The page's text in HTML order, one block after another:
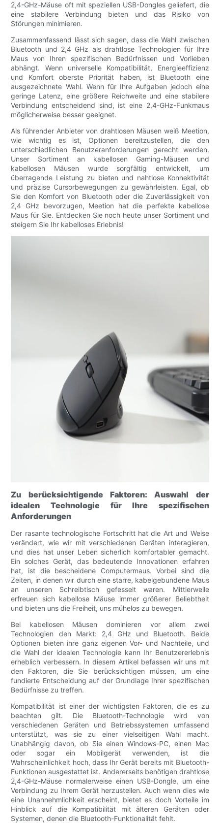
2,4-GHz-Mäuse oft mit speziellen USB-Dongles geliefert, die
eine stabilere Verbindung bieten und das Risiko von
Störungen minimieren.
Zusammenfassend lässt sich sagen, dass die Wahl zwischen
Bluetooth und 2,4 GHz als drahtlose Technologien für Ihre
Maus von Ihren spezifischen Bedürfnissen und Vorlieben
abhängt. Wenn universelle Kompatibilität, Energieeffizienz
und Komfort oberste Priorität haben, ist Bluetooth eine
ausgezeichnete Wahl. Wenn für Ihre Aufgaben jedoch eine
geringe Latenz, eine größere Reichweite und eine stabilere
Verbindung entscheidend sind, ist eine 2,4-GHz-Funkmaus
möglicherweise besser geeignet.
Als führender Anbieter von drahtlosen Mäusen weiß Meetion,
wie wichtig es ist, Optionen bereitzustellen, die den
unterschiedlichen Benutzeranforderungen gerecht werden.
Unser Sortiment an kabellosen Gaming-Mäusen und
kabellosen Mäusen wurde sorgfältig entwickelt, um
überragende Leistung zu bieten und nahtlose Konnektivität
und präzise Cursorbewegungen zu gewährleisten. Egal, ob
Sie den Komfort von Bluetooth oder die Zuverlässigkeit von
2,4 GHz bevorzugen, Meetion hat die perfekte kabellose
Maus für Sie. Entdecken Sie noch heute unser Sortiment und
steigern Sie Ihr kabelloses Erlebnis!
Zu berücksichtigende Faktoren: Auswahl der
idealen Technologie für Ihre spezifischen
Anforderungen
Der rasante technologische Fortschritt hat die Art und Weise
verändert, wie wir mit verschiedenen Geräten interagieren,
und dies hat unser Leben sicherlich komfortabler gemacht.
Ein solches Gerät, das bedeutende Innovationen erfahren
hat, ist die bescheidene Computermaus. Vorbei sind die
Zeiten, in denen wir durch eine starre, kabelgebundene Maus
an unseren Schreibtisch gefesselt waren. Mittlerweile
erfreuen sich kabellose Mäuse immer größerer Beliebtheit
und bieten uns die Freiheit, uns mühelos zu bewegen.
Bei kabellosen Mäusen dominieren vor allem zwei
Technologien den Markt: 2,4 GHz und Bluetooth. Beide
Optionen bieten ihre ganz eigenen Vor- und Nachteile, und
die Wahl der idealen Technologie kann Ihr Benutzererlebnis
erheblich verbessern. In diesem Artikel befassen wir uns mit
den Faktoren, die Sie berücksichtigen müssen, um eine
fundierte Entscheidung auf der Grundlage Ihrer spezifischen
Bedürfnisse zu treffen.
Kompatibilität ist einer der wichtigsten Faktoren, die es zu
beachten gilt. Die Bluetooth-Technologie wird von
verschiedenen Geräten und Betriebssystemen umfassend
unterstützt, was sie zu einer vielseitigen Wahl macht.
Unabhängig davon, ob Sie einen Windows-PC, einen Mac
oder sogar ein Mobilgerät verwenden, ist die
Wahrscheinlichkeit hoch, dass Ihr Gerät bereits mit Bluetooth-
Funktionen ausgestattet ist. Andererseits benötigen drahtlose
2,4-GHz-Mäuse normalerweise einen USB-Dongle, um eine
Verbindung zu Ihrem Gerät herzustellen. Auch wenn dies wie
eine Unannehmlichkeit erscheint, bietet es doch Vorteile im
Hinblick auf die Kompatibilität mit älteren Geräten oder
Systemen, denen die Bluetooth-Funktionalität fehlt.